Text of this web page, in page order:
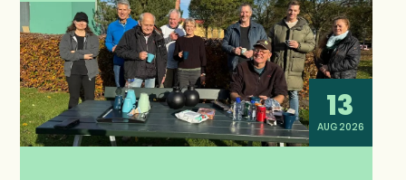
13
AUG 2026